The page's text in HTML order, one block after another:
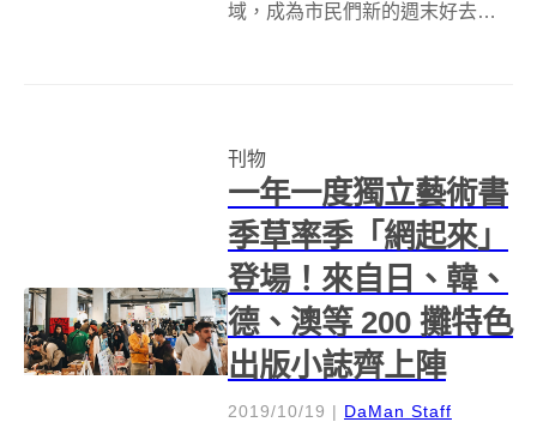
域，成為市民們新的週末好去
studio ordinary」主責內容編輯...
刊物
一年一度獨立藝術書
季草率季「網起來」
登場！來自日、韓、
德、澳等 200 攤特色
出版小誌齊上陣
2019/10/19 | DaMan Staff